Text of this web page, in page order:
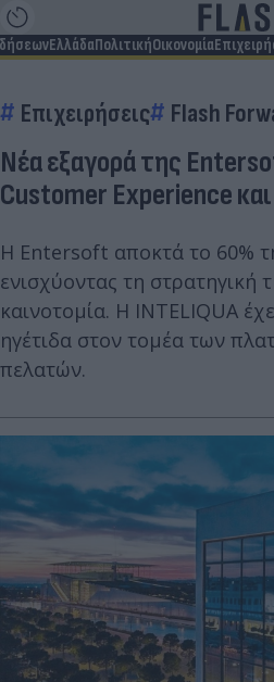
ΕλλάδαΠολιτικήΟικονομία
Επιχειρήσεις Flash
Νέα εξαγορά της
Customer Experience
Η Entersoft αποκτά τo 60%
ενισχύοντας τη στρατηγική
καινοτομία. Η INTELIQUA
ηγέτιδα στον τομέα των
πελατών.